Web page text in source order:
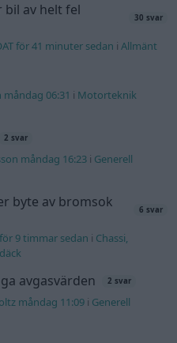
av helt fel
30 svar
för 41 minuter sedan iAllmänt
måndag 06:31 i Motorteknik
2 svar
måndag 16:23 i Generell
byte av bromsok
6 svar
9 timmar sedan i Chassi,
avgasvärden 2 svar
måndag 11:09 i Generell